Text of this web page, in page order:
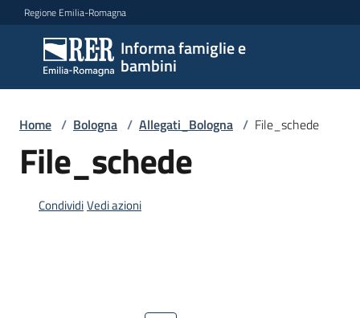
Vai al contenuto
Vai alla navigazione
Vai al footer
Regione Emilia-Romagna
Informa famiglie e
bambini
Informa
famiglie
e
bambini
Argomenti
Home / Bologna / Allegati_Bologna / File_schede
File_schede
CondividiVedi azioni